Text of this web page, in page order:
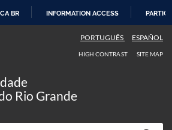
BR INFORMATION ACCESS
PORTUGUÊS ESPAÑOL
HIGH CONTRAST SITE MAP
Rio Grande